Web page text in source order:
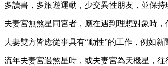
多讀書，多旅遊運動，少交異性朋友，並保持
夫妻宮無煞星同宮者，應在遇到理想對象時
夫妻雙方皆應從事具有“動性”的工作，例如
流年夫妻宮遇煞星時，或夫妻宮為天機星，